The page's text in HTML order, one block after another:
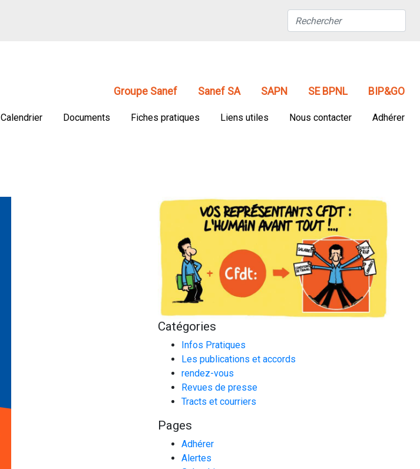
Groupe Sanef Sanef SA SAPN SE BPNL BIP&GO
Calendrier Documents Fiches pratiques Liens utiles Nous contacter Adhérer
Catégories
Infos Pratiques
Les publications et accords
rendez-vous
Revues de presse
Tracts et courriers
Pages
Adhérer
Alertes